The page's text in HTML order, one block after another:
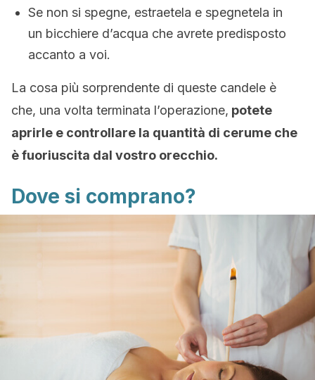
Se non si spegne, estraetela e spegnetela in
un bicchiere d’acqua che avrete predisposto
accanto a voi.
La cosa più sorprendente di queste candele è
che, una volta terminata l’operazione, potete
aprirle e controllare la quantità di cerume che
è fuoriuscita dal vostro orecchio.
Dove si comprano?